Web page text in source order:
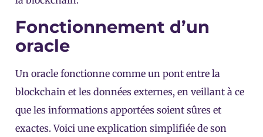
Fonctionnement d’un
oracle
Un oracle fonctionne comme un pont entre la
blockchain et les données externes, en veillant à ce
que les informations apportées soient sûres et
exactes. Voici une explication simplifiée de son